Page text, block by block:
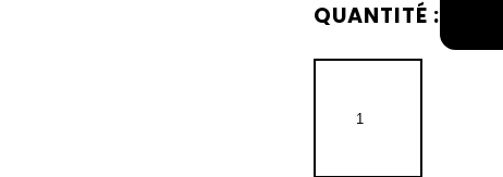
QUANTITÉ :